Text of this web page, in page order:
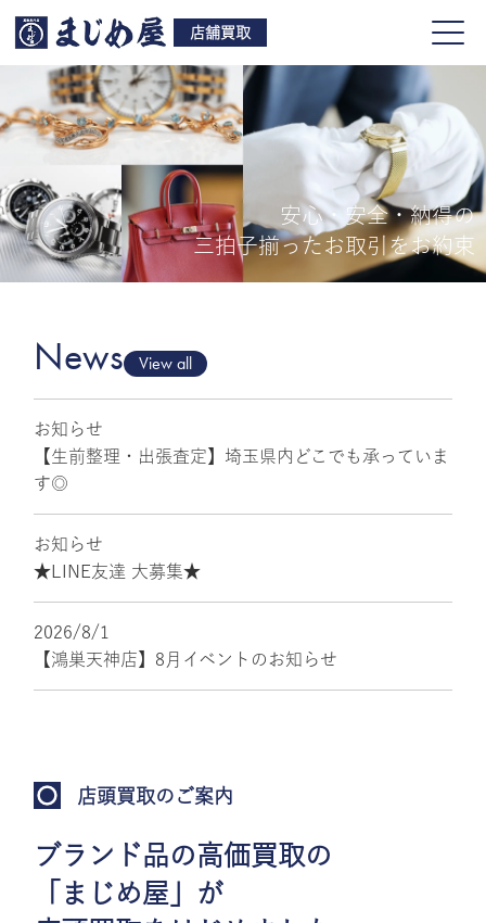
店舗買取
買取品目
店舗一覧
安心・安全・納得の
三拍子揃ったお取引をお約束
News View all
お知らせ
【生前整理・出張査定】埼玉県内どこでも承っていま
す◎
お知らせ
★LINE友達 大募集★
2026/8/1
【鴻巣天神店】8月イベントのお知らせ
店頭買取のご案内
ブランド品の高価買取の
「まじめ屋」が